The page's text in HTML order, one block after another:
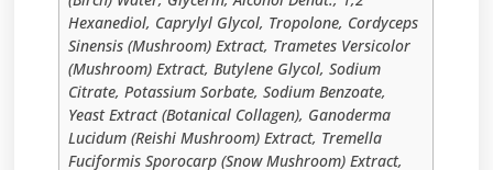
Hexanediol, Caprylyl Glycol, Tropolone, Cordyceps
Sinensis (Mushroom) Extract, Trametes Versicolor
(Mushroom) Extract, Butylene Glycol, Sodium
Citrate, Potassium Sorbate, Sodium Benzoate,
Yeast Extract (Botanical Collagen), Ganoderma
Lucidum (Reishi Mushroom) Extract, Tremella
Fuciformis Sporocarp (Snow Mushroom) Extract,